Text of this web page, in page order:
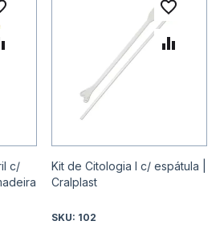
c/
à lista de
para Comparar
Kit de Citologia I c/ espátula |
Cralplast
SKU: 102